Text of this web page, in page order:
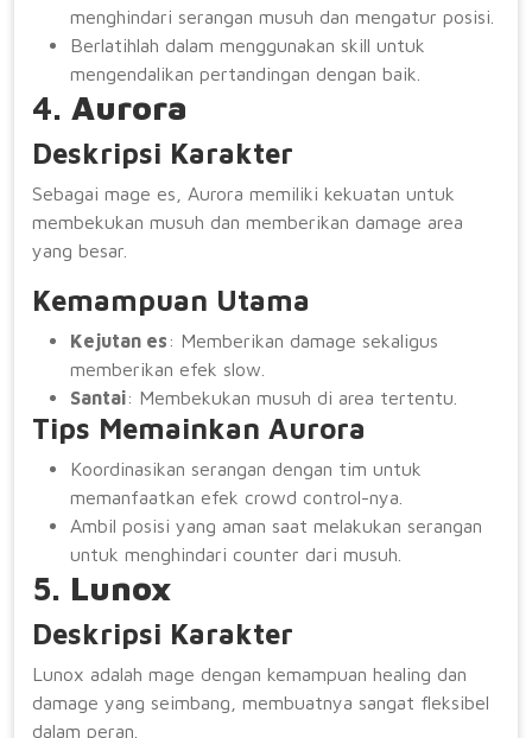
menghindari serangan musuh dan mengatur posisi.
Berlatihlah dalam menggunakan skill untuk
mengendalikan pertandingan dengan baik.
4. Aurora
Deskripsi Karakter
Sebagai mage es, Aurora memiliki kekuatan untuk
membekukan musuh dan memberikan damage area
yang besar.
Kemampuan Utama
Kejutan es: Memberikan damage sekaligus
memberikan efek slow.
Santai: Membekukan musuh di area tertentu.
Tips Memainkan Aurora
Koordinasikan serangan dengan tim untuk
memanfaatkan efek crowd control-nya.
Ambil posisi yang aman saat melakukan serangan
untuk menghindari counter dari musuh.
5. Lunox
Deskripsi Karakter
Lunox adalah mage dengan kemampuan healing dan
damage yang seimbang, membuatnya sangat fleksibel
dalam peran.